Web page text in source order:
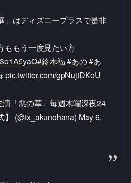
」はディズニープラスで是非
ももう一度見たい方
#鈴木福#あの#あ
pic.twitter.com/gpNujtDKoU
「惡の華」毎週木曜深夜24
】 (@tx_akunohana) May 6,